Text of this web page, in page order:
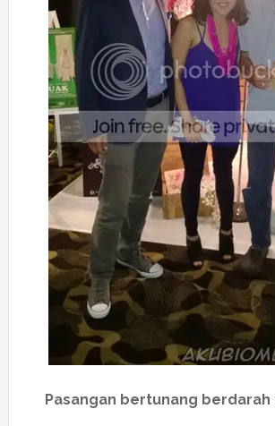
Pasangan bertunang berdarah